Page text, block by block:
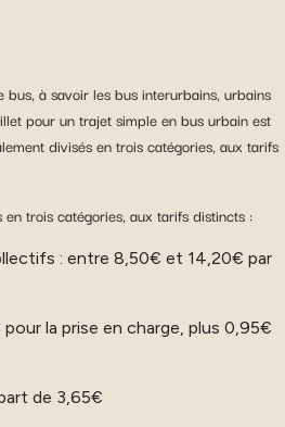
à savoir les bus interurbains, urbains
pour un trajet simple en bus urbain est
divisés en trois catégories, aux tarifs
trois catégories, aux tarifs distincts :
: entre 8,50€ et 14,20€ par
pour la prise en charge, plus 0,95€
de 3,65€